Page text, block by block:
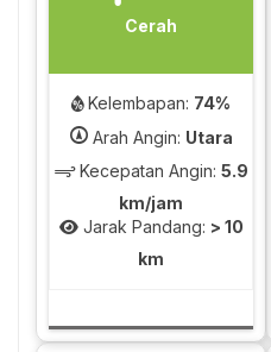
Cerah
Kelembapan: 74%
Arah Angin: Utara
Kecepatan Angin: 5.9
km/jam
Jarak Pandang: > 10
km